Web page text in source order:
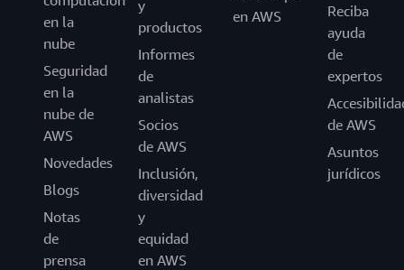
en la
nube
Seguridad
en la
nube de
AWS
Novedades
Blogs
Notas
de
prensa
y
productos
Informes
de
analistas
Socios
de AWS
Inclusión,
diversidad
y
equidad
en AWS
en AWS
Reciba
ayuda
de
expertos
de AWS
Asuntos
jurídicos